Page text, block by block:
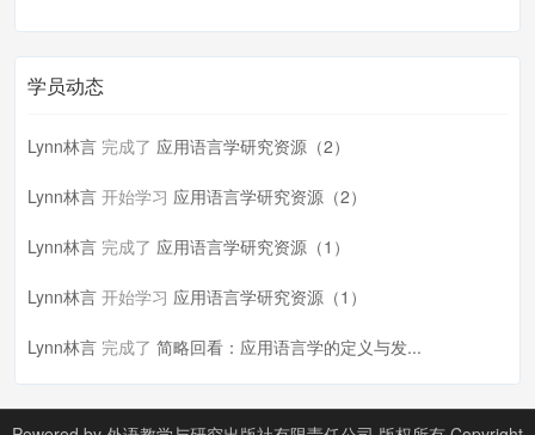
学员动态
Lynn林言 完成了 应用语言学研究资源（2）
Lynn林言 开始学习 应用语言学研究资源（2）
Lynn林言 完成了 应用语言学研究资源（1）
Lynn林言 开始学习 应用语言学研究资源（1）
Lynn林言 完成了 简略回看：应用语言学的定义与发...